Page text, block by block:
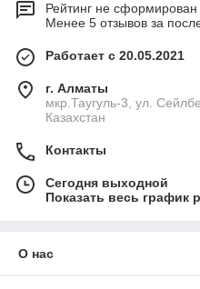
Рейтинг не сформирован
Менее 5 отзывов за
Работает с 20.05.2021
г. Алматы
мкр.Таугуль-3, ул.
Казахстан
Контакты
Сегодня выходной
Показать весь график
О нас